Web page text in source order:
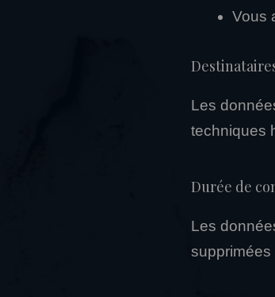
Vous
Les
techniques
Durée de
Les
supprimées